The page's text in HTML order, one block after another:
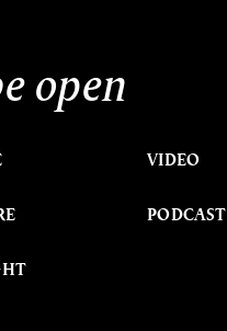
open
VIDEO
PODCAST